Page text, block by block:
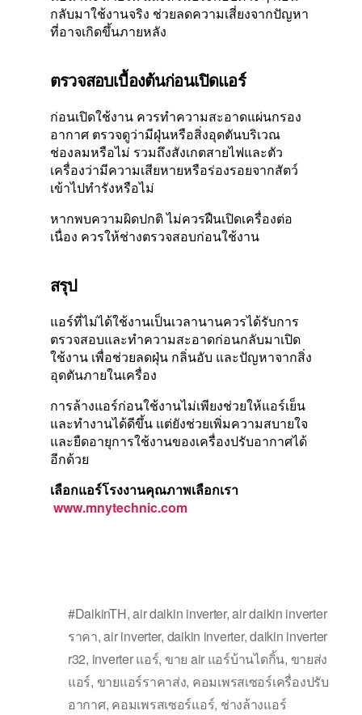
กลับมาใช้งานจริง ช่วยลดความเสี่ยงจากปัญหา
ที่อาจเกิดขึ้นภายหลัง
ตรวจสอบเบื้องต้นก่อนเปิดแอร์
ก่อนเปิดใช้งาน ควรทำความสะอาดแผ่นกรอง
อากาศ ตรวจดูว่ามีฝุ่นหรือสิ่งอุดตันบริเวณ
ช่องลมหรือไม่ รวมถึงสังเกตสายไฟและตัว
เครื่องว่ามีความเสียหายหรือร่องรอยจากสัตว์
เข้าไปทำรังหรือไม่
หากพบความผิดปกติ ไม่ควรฝืนเปิดเครื่องต่อ
เนื่อง ควรให้ช่างตรวจสอบก่อนใช้งาน
สรุป
แอร์ที่ไม่ได้ใช้งานเป็นเวลานานควรได้รับการ
ตรวจสอบและทำความสะอาดก่อนกลับมาเปิด
ใช้งาน เพื่อช่วยลดฝุ่น กลิ่นอับ และปัญหาจากสิ่ง
อุดตันภายในเครื่อง
การล้างแอร์ก่อนใช้งานไม่เพียงช่วยให้แอร์เย็น
และทำงานได้ดีขึ้น แต่ยังช่วยเพิ่มความสบายใจ
และยืดอายุการใช้งานของเครื่องปรับอากาศได้
อีกด้วย
เลือกแอร์โรงงานคุณภาพเลือกเรา
www.mnytechnic.com
#DaikinTH,air daikin inverter,air daikin inverter
ราคา,air inverter, daikin inverter,daikin inverter
r32, inverter แอร์, ขาย air แอร์บ้านไดกิ้น, ขายส่ง
แอร์, ขายแอร์ราคาส่ง, คอมเพรสเซอร์เครื่องปรับ
อากาศ, คอมเพรสเซอร์แอร์, ช่างล้างแอร์